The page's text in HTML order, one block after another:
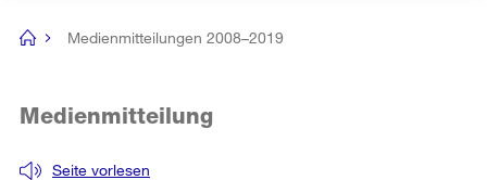
Navigation
[no
Medienmitteilungen 2008–2019
Seite vorlesen
Medienmitteilung